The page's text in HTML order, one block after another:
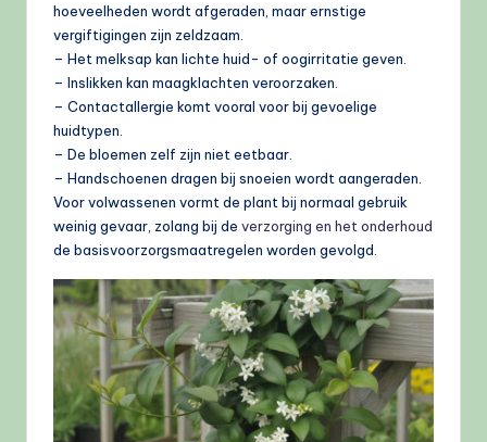
hoeveelheden wordt afgeraden, maar ernstige
vergiftigingen zijn zeldzaam.
– Het melksap kan lichte huid- of oogirritatie geven.
– Inslikken kan maagklachten veroorzaken.
– Contactallergie komt vooral voor bij gevoelige
huidtypen.
– De bloemen zelf zijn niet eetbaar.
– Handschoenen dragen bij snoeien wordt aangeraden.
Voor volwassenen vormt de plant bij normaal gebruik
weinig gevaar, zolang bij de verzorging en het onderhoud
de basisvoorzorgsmaatregelen worden gevolgd.